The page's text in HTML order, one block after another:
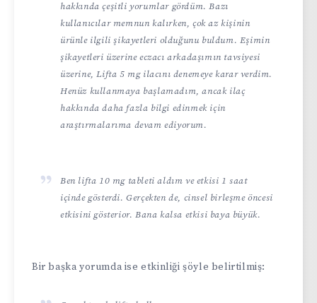
hakkında çeşitli yorumlar gördüm. Bazı
kullanıcılar memnun kalırken, çok az kişinin
ürünle ilgili şikayetleri olduğunu buldum. Eşimin
şikayetleri üzerine eczacı arkadaşımın tavsiyesi
üzerine, Lifta 5 mg ilacını denemeye karar verdim.
Henüz kullanmaya başlamadım, ancak ilaç
hakkında daha fazla bilgi edinmek için
araştırmalarıma devam ediyorum.
Ben lifta 10 mg tableti aldım ve etkisi 1 saat
içinde gösterdi. Gerçekten de, cinsel birleşme öncesi
etkisini gösterior. Bana kalsa etkisi baya büyük.
Bir başka yorumda ise etkinliği şöyle belirtilmiş: